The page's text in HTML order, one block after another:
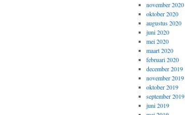
november 2020
oktober 2020
augustus 2020
juni 2020
mei 2020
maart 2020
februari 2020
december 2019
november 2019
oktober 2019
september 2019
juni 2019